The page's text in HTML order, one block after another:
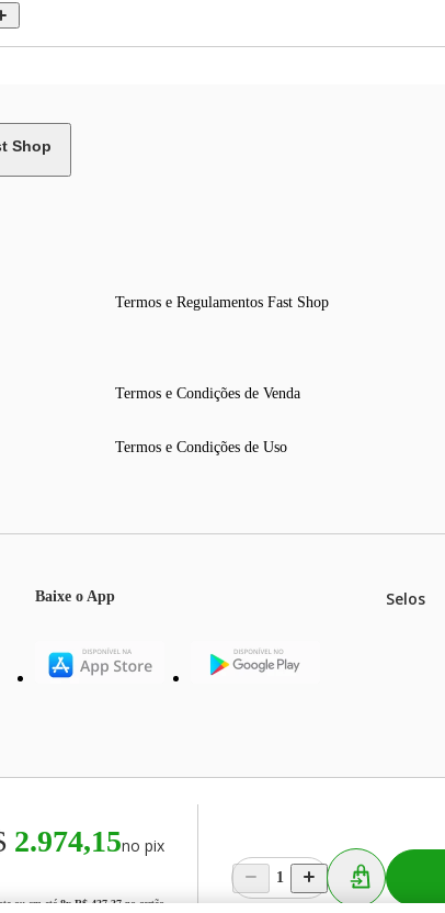
2.974,15no pix
ou em até 8x R$ 437,37no cartão
1
Shop
Termos e Regulamentos Fast Shop
Termos e Condições de Venda
Termos e Condições de Uso
Baixe o App Selos
efetuadas no site, podendo diferir na rede de lojas físicas.
sujeitos a alteração sem aviso prévio. Fast Shop S. A.
Selecionar os Cookies